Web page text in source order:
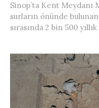
Sinop’ta Kent
surların önünde bulunan
sırasında 2 bin 500